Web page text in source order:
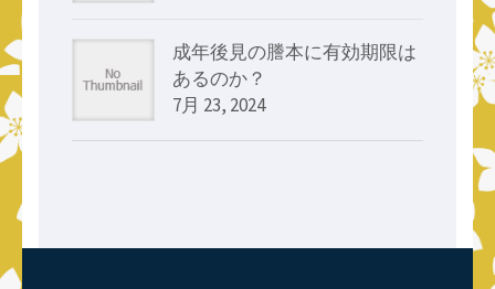
成年後見の謄本に有効期限は
あるのか？
7月 23, 2024